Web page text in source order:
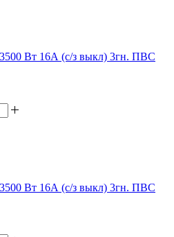
Вт 16А (с/з выкл) 3гн. ПВС
Вт 16А (с/з выкл) 3гн. ПВС